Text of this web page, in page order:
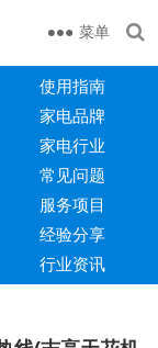
菜单
使用指南
家电品牌
家电行业
常见问题
服务项目
经验分享
行业资讯